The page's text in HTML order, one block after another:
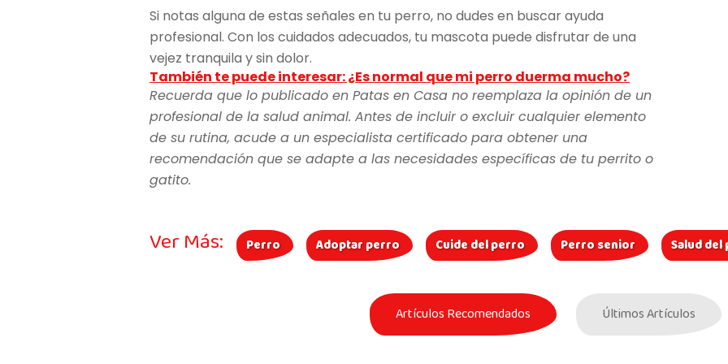
Si notas alguna de estas señales en tu perro, no dudes en buscar ayuda
profesional. Con los cuidados adecuados, tu mascota puede disfrutar de una
vejez tranquila y sin dolor.
También te puede interesar: ¿Es normal que mi perro duerma mucho?
Recuerda que lo publicado en Patas en Casa no reemplaza la opinión de un
profesional de la salud animal. Antes de incluir o excluir cualquier elemento
de su rutina, acude a un especialista certificado para obtener una
recomendación que se adapte a las necesidades específicas de tu perrito o
gatito.
Ver Más: Perro Adoptar perro Cuide del perro Perro senior Salud
Artículos Recomendados Últimos Artículos